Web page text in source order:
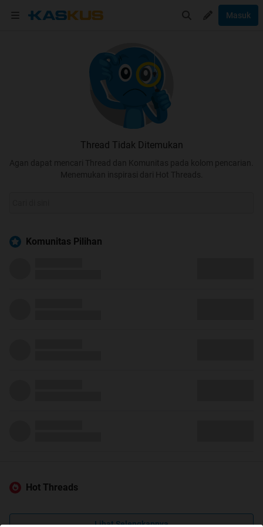
Masuk
Thread Tidak Ditemukan
Agan dapat mencari Thread dan Komunitas pada kolom pencarian.
Menemukan inspirasi dari Hot Threads.
Komunitas Pilihan
Hot Threads
Lihat Selengkapnya